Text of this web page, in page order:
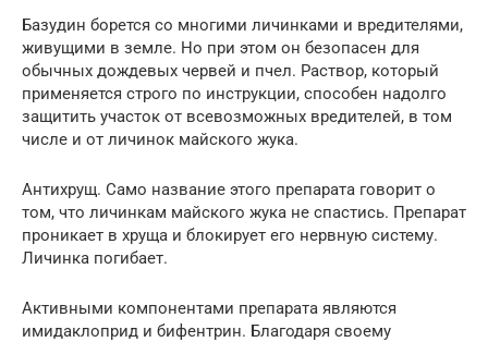
Базудин борется со многими личинками и вредителями,
живущими в земле. Но при этом он безопасен для
обычных дождевых червей и пчел. Раствор, который
применяется строго по инструкции, способен надолго
защитить участок от всевозможных вредителей, в том
числе и от личинок майского жука.
Антихрущ. Само название этого препарата говорит о
том, что личинкам майского жука не спастись. Препарат
проникает в хруща и блокирует его нервную систему.
Личинка погибает.
Активными компонентами препарата являются
имидаклоприд и бифентрин. Благодаря своему